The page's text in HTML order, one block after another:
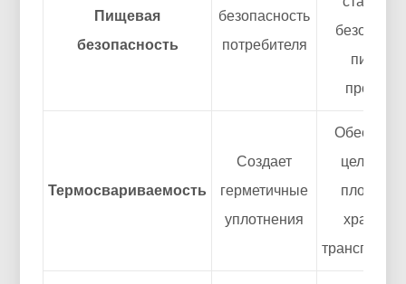
Пищевая
безопасность
безопасность
потребителя
Термосвариваемость
Создает
герметичные
уплотнения
пломбы